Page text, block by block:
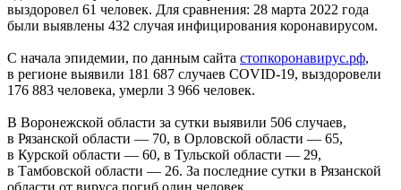
выздоровел 61 человек. Для сравнения: 28 марта 2022 года
были выявлены 432 случая инфицирования коронавирусом.
С начала эпидемии, по данным сайта стопкоронавирус.рф,
в регионе выявили 181 687 случаев COVID-19, выздоровели
176 883 человека, умерли 3 966 человек.
В Воронежской области за сутки выявили 506 случаев,
в Рязанской области — 70, в Орловской области — 65,
в Курской области — 60, в Тульской области — 29,
в Тамбовской области — 26. За последние сутки в Рязанской
области от вируса погиб один человек.